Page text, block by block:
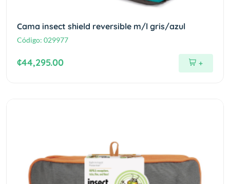
Cama insect shield reversible m/l gris/azul
Código: 029977
¢44,295.00 +